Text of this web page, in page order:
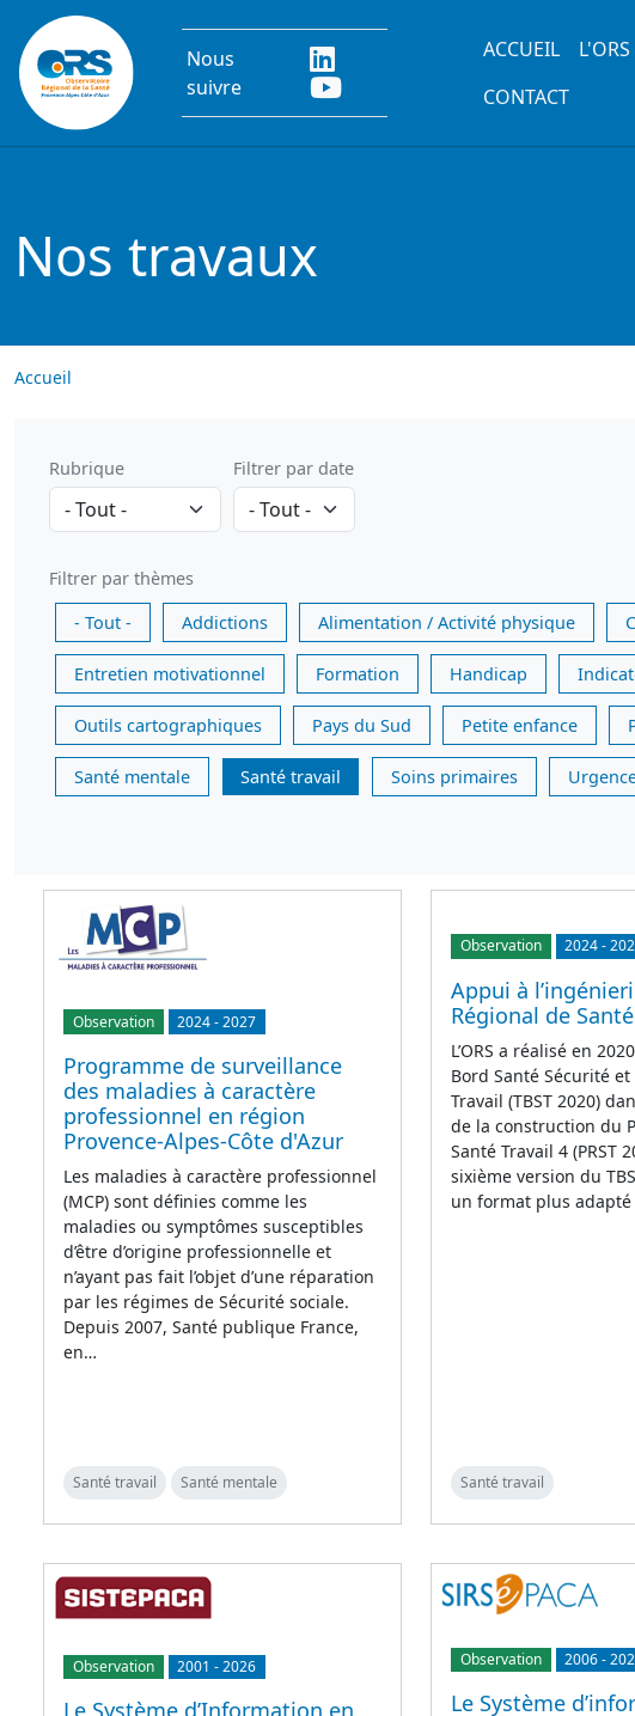
Aller au contenu principal
Nous
suivre
Main
ACCUEIL
CONTACT
Nos travaux
Accueil
Rubrique Filtrer par date
Filtrer par thèmes
- Tout -
Addictions Alimentation / Activité physique
Entretien motivationnel Formation Handicap
Outils cartographiques Pays du Sud Petite enfance
Santé mentale Santé travail Soins primaires
Observation 2024-2027
Programme de surveillance
des maladies à caractère
professionnel en région
Provence-Alpes-Côte d'Azur
Les maladies à caractère professionnel
(MCP) sont définies comme les
maladies ou symptômes susceptibles
d’être d’origine professionnelle et
n’ayant pas fait l’objet d’une réparation
par les régimes de Sécurité sociale.
Depuis 2007, Santé publique France,
en…
Santé travail Santé mentale
Observation 2024-
Appui à
Régional de
L’ORS a réalisé en
Bord Santé Sécurité
Travail (TBST 2020)
de la construction du
Santé Travail 4 (PRST
sixième version du
un format plus
Santé travail
Observation 2001 -2026 Observation 2006-
Le Système